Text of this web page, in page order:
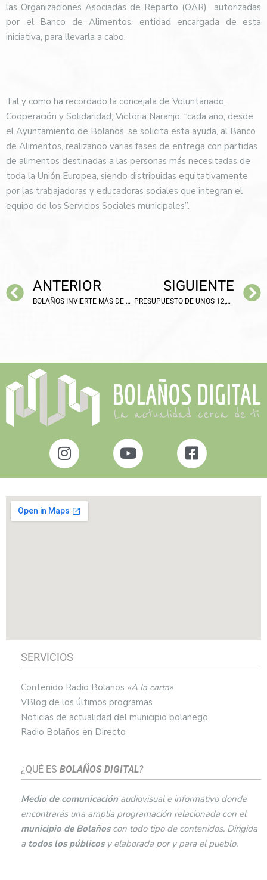
las Organizaciones Asociadas de Reparto (OAR) autorizadas
por el Banco de Alimentos, entidad encargada de esta
iniciativa, para llevarla a cabo.
Tal y como ha recordado la concejala de Voluntariado,
Cooperación y Solidaridad, Victoria Naranjo, “cada año, desde
el Ayuntamiento de Bolaños, se solicita esta ayuda, al Banco
de Alimentos, realizando varias fases de entrega con partidas
de alimentos destinadas a las personas más necesitadas de
toda la Unión Europea, siendo distribuidas equitativamente
por las trabajadoras y educadoras sociales que integran el
equipo de los Servicios Sociales municipales”.
ANTERIOR
BOLAÑOS INVIERTE MÁS DE 45.000€ EN EL REFUERZO Y MEJORA DE LA SEÑALIZACIÓN Y SEGURIDAD VIAL
SIGUIENTE
PRESUPUESTO DE UNOS 12,5 MILLONES PARA BOLAÑOS
SERVICIOS
Contenido Radio Bolaños «A la carta»
VBlog de los últimos programas
Noticias de actualidad del municipio bolañego
Radio Bolaños en Directo
¿QUÉ ES BOLAÑOS DIGITAL?
Medio de comunicación audiovisual e informativo donde
encontrarás una amplia programación relacionada con el
municipio de Bolaños con todo tipo de contenidos. Dirigida
a todos los públicosy elaborada por y para el pueblo.